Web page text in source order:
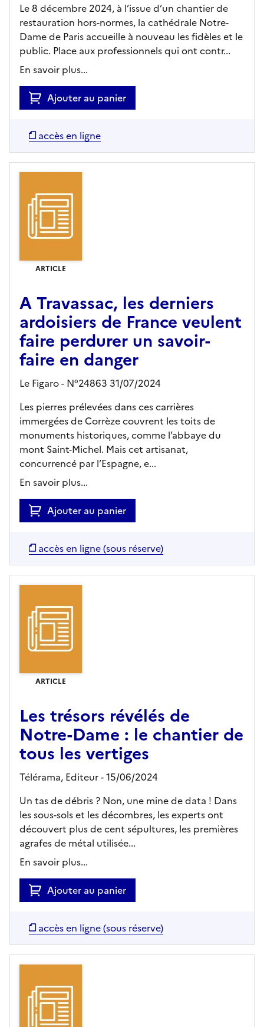
Le 8 décembre 2024, à l’issue d’un chantier de
restauration hors-normes, la cathédrale Notre-
Dame de Paris accueille à nouveau les fidèles et le
public. Place aux professionnels qui ont contr...
En savoir plus...
Ajouter au panier
accès en ligne
ARTICLE
A Travassac, les derniers
ardoisiers de France veulent
faire perdurer un savoir-
faire en danger
Le Figaro - N°24863 31/07/2024
Les pierres prélevées dans ces carrières
immergées de Corrèze couvrent les toits de
monuments historiques, comme l’abbaye du
mont Saint-Michel. Mais cet artisanat,
concurrencé par l’Espagne, e...
En savoir plus...
Ajouter au panier
accès en ligne (sous réserve)
ARTICLE
Les trésors révélés de
Notre-Dame : le chantier de
tous les vertiges
Télérama, Editeur- 15/06/2024
Un tas de débris ? Non, une mine de data ! Dans
les sous-sols et les décombres, les experts ont
découvert plus de cent sépultures, les premières
agrafes de métal utilisée...
En savoir plus...
Ajouter au panier
accès en ligne (sous réserve)